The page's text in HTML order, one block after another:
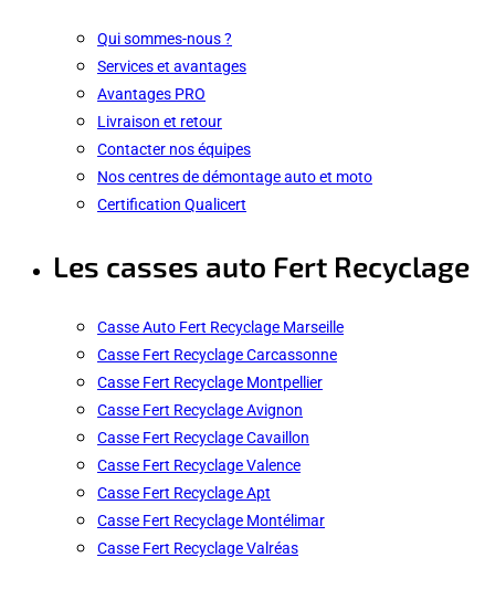
Qui sommes-nous ?
Services et avantages
Avantages PRO
Livraison et retour
Contacter nos équipes
Nos centres de démontage auto et moto
Certification Qualicert
Les casses auto Fert Recyclage
Casse Auto Fert Recyclage Marseille
Casse Fert Recyclage Carcassonne
Casse Fert Recyclage Montpellier
Casse Fert Recyclage Avignon
Casse Fert Recyclage Cavaillon
Casse Fert Recyclage Valence
Casse Fert Recyclage Apt
Casse Fert Recyclage Montélimar
Casse Fert Recyclage Valréas